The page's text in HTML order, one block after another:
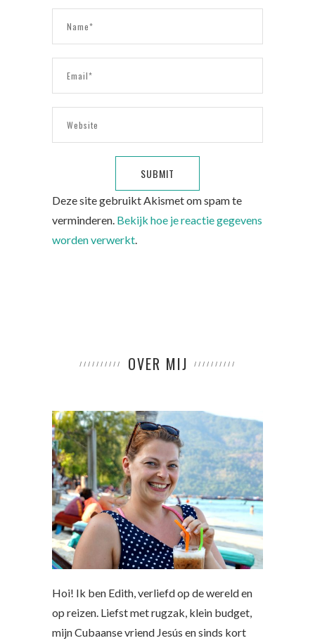
Deze site gebruikt Akismet om spam te
verminderen. Bekijk hoe je reactie gegevens
worden verwerkt
OVER MIJ
Hoi! Ik ben Edith, verliefd op de wereld en
op reizen. Liefst met rugzak, klein budget,
mijn Cubaanse vriend Jesús en sinds kort